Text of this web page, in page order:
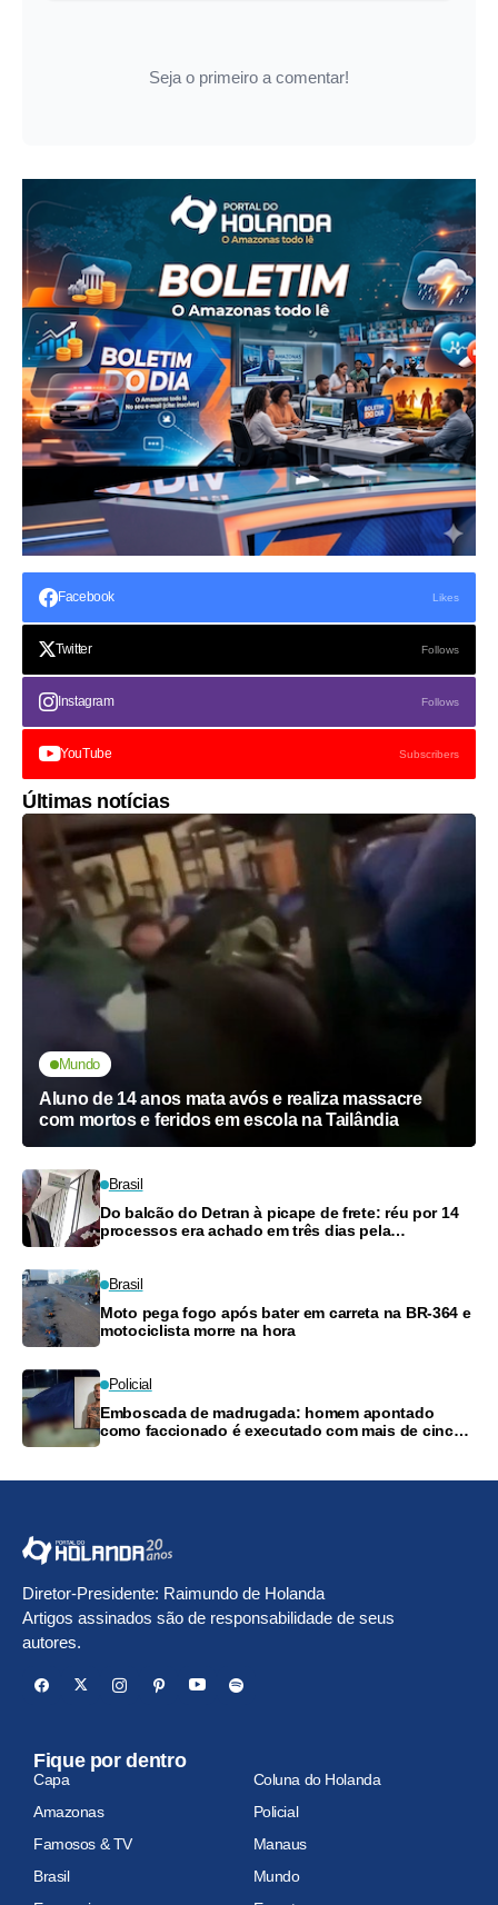
Seja o primeiro a comentar!
Facebook Likes
Twitter Follows
Instagram Follows
YouTube Subscribers
Últimas notícias
Mundo
Aluno de 14 anos mata avós e realiza massacre
com mortos e feridos em escola na Tailândia
Brasil
Do balcão do Detran à picape de frete: réu por 14
processos era achado em três dias pela
Brasil
Moto pega fogo após bater em carreta na BR-364 e
motociclista morre na hora
Policial
Emboscada de madrugada: homem apontado
como faccionado é executado com mais de cinco
Diretor-Presidente: Raimundo de Holanda
Artigos assinados são de responsabilidade de seus
autores.
Fique por dentro
Capa
Coluna do Holanda
Amazonas
Policial
Famosos & TV
Manaus
Brasil
Mundo